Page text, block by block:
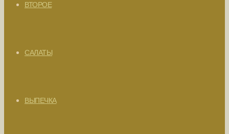
ВТОРОЕ
САЛАТЫ
ВЫПЕЧКА